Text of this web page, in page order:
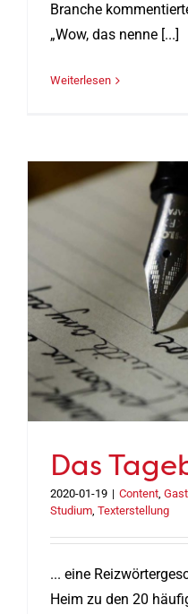
Branche
„Wow, das nenne [...]
Weiterlesen
Das
2020-01-19 | Content
Studium Texterstellung
... eine
Heim zu den 20